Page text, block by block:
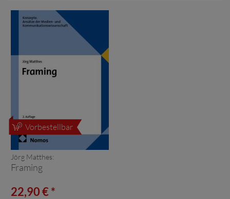
Vorbestellbar
Jörg Matthes:
Framing
22,90 € *